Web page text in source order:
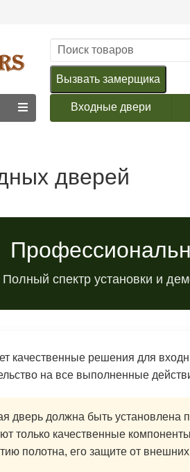
Вызвать замерщика
Входные двери
дверей
Полный спектр установки и
качественные решения для
на все выполненные
дверь должна быть установлена
только качественные
полотна, его защите от